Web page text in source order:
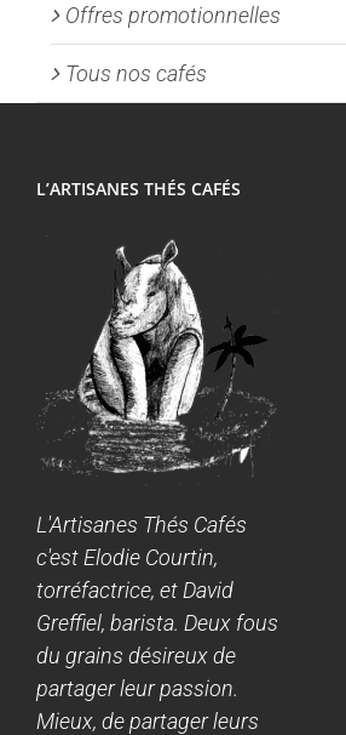
Offres promotionnelles
Tous nos cafés
L’ARTISANES THÉS CAFÉS
L'Artisanes Thés Cafés
c'est Elodie Courtin,
torréfactrice, et David
Greffiel, barista. Deux fous
du grains désireux de
partager leur passion.
Mieux, de partager leurs